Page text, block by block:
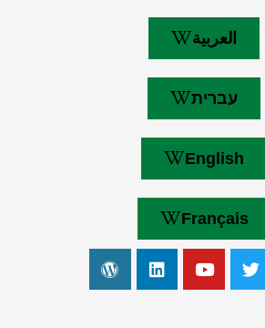
العربية
עברית
English
Français